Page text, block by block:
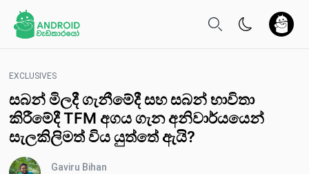
EXCLUSIVES
සබන් මිලදී ගැනීමේදී සහ සබන් භාවිතා
කිරීමේ​දී TFM අගය ගැ​න අනිවාර්යයෙන්
සැලකිලිමත් විය යුත්තේ ඇයි?
Gaviru Bihan